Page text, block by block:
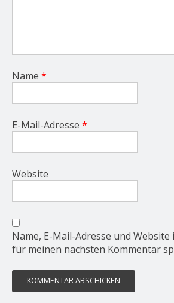
Name *
E-Mail-Adresse *
Website
Name, E-Mail-Adresse und
für meinen nächsten Kommentar